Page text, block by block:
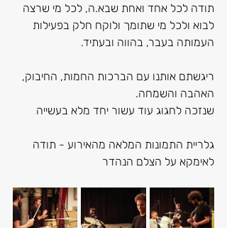
תודה לכל אחד ואחת שבא.ה, לכל מי שרצה
לבוא ולכל מי שתומך ולוקח חלק בפעילות
העמותה בעבר, בהווה ובעתיד.
ריגשתם אותנו עם הברכות החמות, החיבוק,
האהבה והשמחה.
שנזכה לחגוג עוד עשור יחד מלא בעשייה
גלריית התמונות המלאה מהאירוע - תודה
לאימקא על הצלם הנהדר